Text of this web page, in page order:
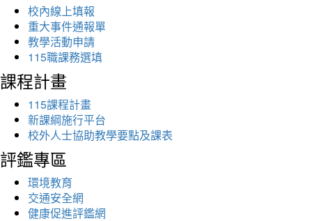
校內線上填報
重大事件通報單
教學活動申請
115職課務選填
課程計畫
115課程計畫
新課綱施行平台
校外人士協助教學要點及課表
評鑑專區
環境教育
交通安全網
健康促進評鑑網